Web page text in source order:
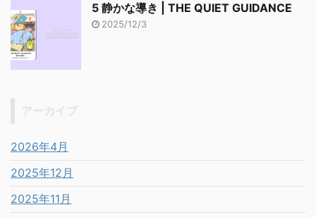
5 静かな導き | THE QUIET GUIDANCE
2025/12/3
2026年4月
2025年12月
2025年11月